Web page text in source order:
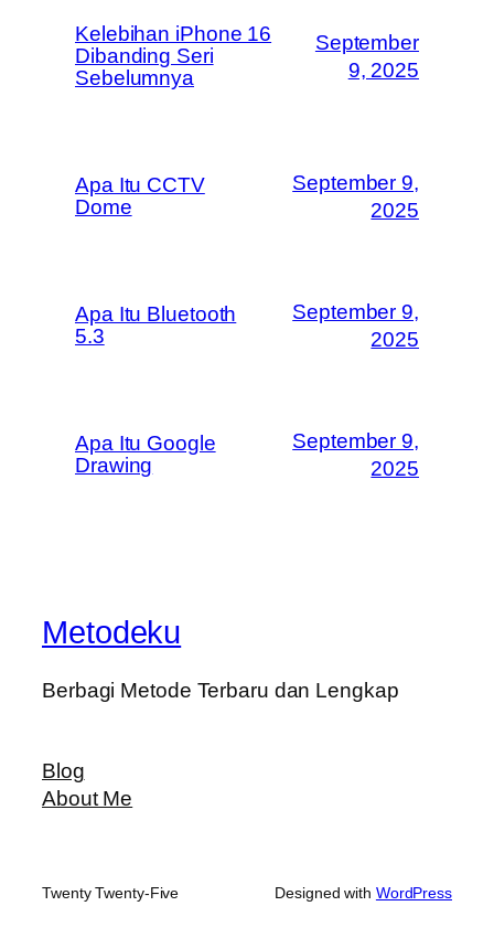
Kelebihan iPhone 16
Dibanding Seri
Sebelumnya
September
9, 2025
Apa Itu CCTV
Dome
September 9,
2025
Apa Itu Bluetooth
5.3
September 9,
2025
Apa Itu Google
Drawing
September 9,
2025
Metodeku
Berbagi Metode Terbaru dan Lengkap
Blog
About Me
Twenty Twenty-Five Designed with WordPress